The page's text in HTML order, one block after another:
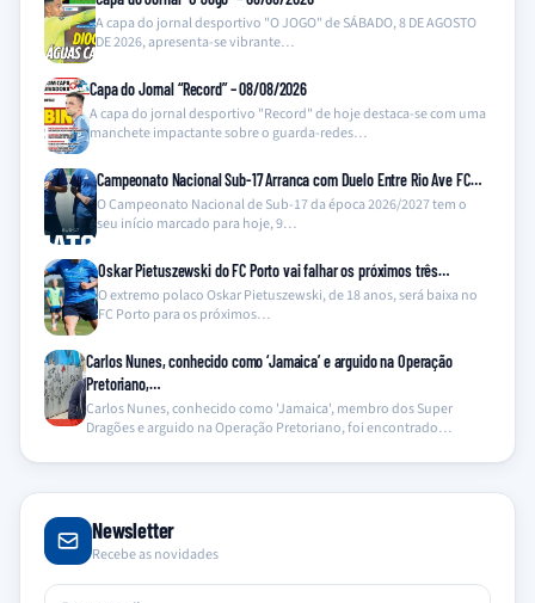
A capa do jornal desportivo "O JOGO" de SÁBADO, 8 DE AGOSTO
DE 2026, apresenta-se vibrante…
Capa do Jornal “Record” – 08/08/2026
A capa do jornal desportivo "Record" de hoje destaca-se com uma
manchete impactante sobre o guarda-redes…
Campeonato Nacional Sub-17 Arranca com Duelo Entre Rio Ave FC…
O Campeonato Nacional de Sub-17 da época 2026/2027 tem o
seu início marcado para hoje, 9…
Oskar Pietuszewski do FC Porto vai falhar os próximos três…
O extremo polaco Oskar Pietuszewski, de 18 anos, será baixa no
FC Porto para os próximos…
Carlos Nunes, conhecido como ‘Jamaica’ e arguido na Operação
Pretoriano,…
Carlos Nunes, conhecido como 'Jamaica', membro dos Super
Dragões e arguido na Operação Pretoriano, foi encontrado…
Newsletter
Recebe as novidades